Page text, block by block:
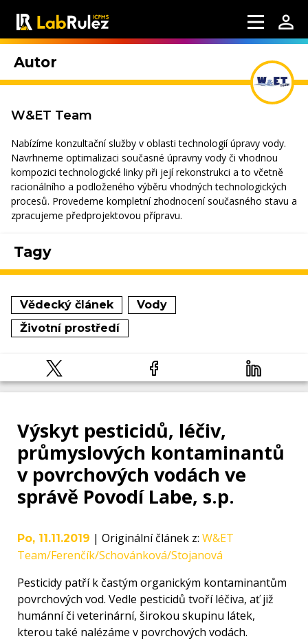
Autor
W&ET Team
Nabízíme konzultační služby v oblasti technologií úpravy vody.
Navrhneme optimalizaci současné úpravny vody či vhodnou
kompozici technologické linky při její rekonstrukci a to včetně
racionálního a podloženého výběru vhodných technologických
procesů. Provedeme kompletní zhodnocení současného stavu a
zpracujeme předprojektovou přípravu.
Tagy
Vědecký článek
Vody
Životní prostředí
Výskyt pesticidů, léčiv,
průmyslových kontaminantů
v povrchových vodách ve
správě Povodí Labe, s.p.
Po, 11.11.2019 | Originální článek z: W&ET
Team/Ferenčík/Schovánková/Stojanová
Pesticidy patří k častým organickým kontaminantům
povrchových vod. Vedle pesticidů tvoří léčiva, ať již
humánní či veterinární, širokou skupinu látek,
kterou také nalézáme v povrchových vodách.